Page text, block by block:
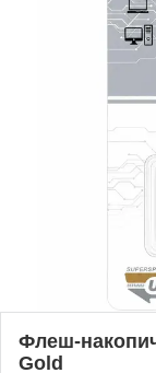
Флеш-
Gold